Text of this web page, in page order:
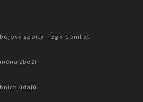
sporty – Ego Combat
zboží
údajů